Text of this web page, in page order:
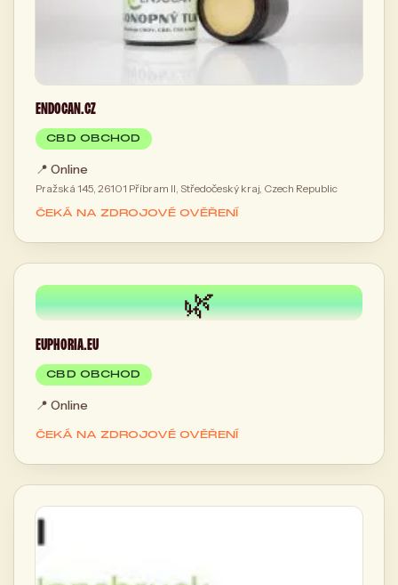
ENDOCAN.CZ
CBD OBCHOD
📍 Online
Pražská 145, 26101 Příbram II, Středočeský kraj, Czech Republic
ČEKÁ NA ZDROJOVÉ OVĚŘENÍ
🌿
EUPHORIA.EU
CBD OBCHOD
📍 Online
ČEKÁ NA ZDROJOVÉ OVĚŘENÍ